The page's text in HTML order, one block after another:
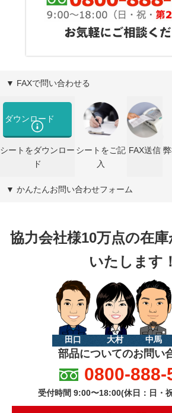
▼ FAXで問い合わせる
ダウンロード
シートをダウンロー
ド
シートをご記
入
FAX送信
▼ かんたんお問い合わせフォーム
協力会社様10万点の在
いたします！
田口 大村 中馬
部品についてのお問い
0800-888-
受付時間 9:00〜18:00(休日：日・